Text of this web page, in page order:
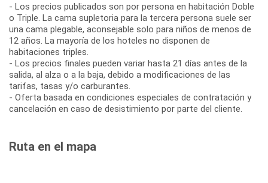
- Los precios publicados son por persona en habitación Doble
o Triple. La cama supletoria para la tercera persona suele ser
una cama plegable, aconsejable solo para niños de menos de
12 años. La mayoría de los hoteles no disponen de
habitaciones triples.
- Los precios finales pueden variar hasta 21 días antes de la
salida, al alza o a la baja, debido a modificaciones de las
tarifas, tasas y/o carburantes.
- Oferta basada en condiciones especiales de contratación y
cancelación en caso de desistimiento por parte del cliente.
Ruta en el mapa